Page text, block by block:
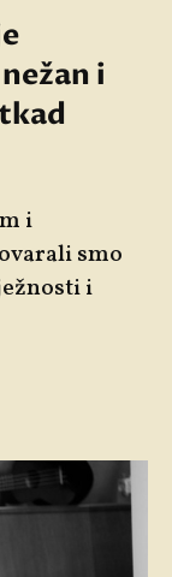
i
i
smo
i